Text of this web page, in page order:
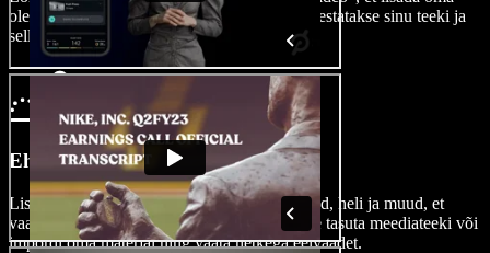
olemasolev video ajajoonele. Sinu video salvestatakse sinu teeki ja
sellele pääsed alati ligi.
Ehita oma intro
Lisa video algusesse pealkirju, pilte, subtiitreid, heli ja muud, et
vaataja tähelepanu kohe haarata. Kasuta meie tasuta meediateeki või
impordi oma materjal ning vaata hetkega eelvaadet.